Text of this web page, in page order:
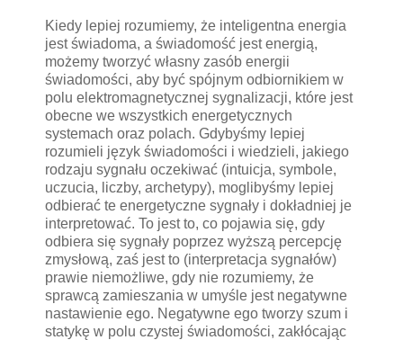
Kiedy lepiej rozumiemy, że inteligentna energia
jest świadoma, a świadomość jest energią,
możemy tworzyć własny zasób energii
świadomości, aby być spójnym odbiornikiem w
polu elektromagnetycznej sygnalizacji, które jest
obecne we wszystkich energetycznych
systemach oraz polach. Gdybyśmy lepiej
rozumieli język świadomości i wiedzieli, jakiego
rodzaju sygnału oczekiwać (intuicja, symbole,
uczucia, liczby, archetypy), moglibyśmy lepiej
odbierać te energetyczne sygnały i dokładniej je
interpretować. To jest to, co pojawia się, gdy
odbiera się sygnały poprzez wyższą percepcję
zmysłową, zaś jest to (interpretacja sygnałów)
prawie niemożliwe, gdy nie rozumiemy, że
sprawcą zamieszania w umyśle jest negatywne
nastawienie ego. Negatywne ego tworzy szum i
statykę w polu czystej świadomości, zakłócając